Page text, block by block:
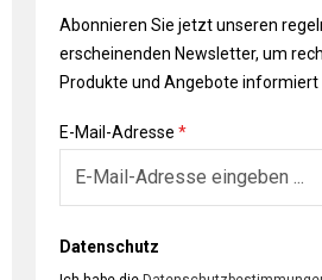
Abonnieren Sie jetzt unseren
erscheinenden Newsletter, um
Produkte und Angebote informiert
E-Mail-Adresse *
Datenschutz